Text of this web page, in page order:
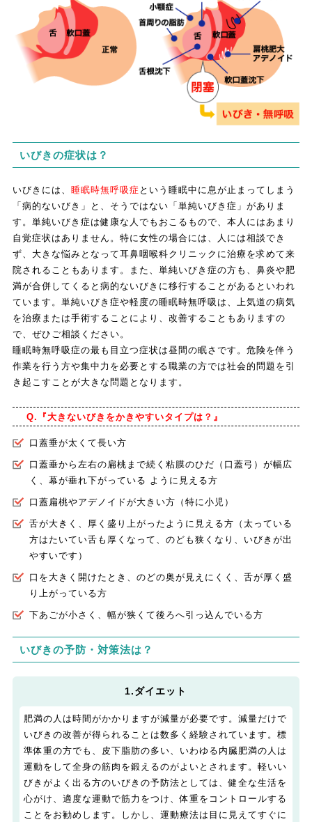
いびきの症状は？
いびきには、 睡眠時無呼吸症 という睡眠中に息が止まってしまう
「病的ないびき」と、そうではない「単純いびき症」がありま
す。単純いびき症は健康な人でもおこるもので、本人にはあまり
自覚症状はありません。特に女性の場合には、人には相談でき
ず、大きな悩みとなって耳鼻咽喉科クリニックに治療を求めて来
院されることもあります。また、単純いびき症の方も、鼻炎や肥
満が合併してくると病的ないびきに移行することがあるといわれ
ています。単純いびき症や軽度の睡眠時無呼吸は、上気道の病気
を治療または手術することにより、改善することもありますの
で、ぜひご相談ください。
睡眠時無呼吸症の最も目立つ症状は昼間の眠さです。危険を伴う
作業を行う方や集中力を必要とする職業の方では社会的問題を引
き起こすことが大きな問題となります。
Q.『大きないびきをかきやすいタイプは？』
口蓋垂が太くて長い方
口蓋垂から左右の扁桃まで続く粘膜のひだ（口蓋弓）が幅広
く、幕が垂れ下がっている ように見える方
口蓋扁桃やアデノイドが大きい方（特に小児）
舌が大きく、厚く盛り上がったように見える方（太っている
方はたいてい舌も厚くなって、のども狭くなり、いびきが出
やすいです）
口を大きく開けたとき、のどの奥が見えにくく、舌が厚く盛
り上がっている方
下あごが小さく、幅が狭くて後ろへ引っ込んでいる方
いびきの予防・対策法は？
1.ダイエット
肥満の人は時間がかかりますが減量が必要です。減量だけで
いびきの改善が得られることは数多く経験されています。標
準体重の方でも、皮下脂肪の多い、いわゆる内臓肥満の人は
運動をして全身の筋肉を鍛えるのがよいとされます。軽いい
びきがよく出る方のいびきの予防法としては、健全な生活を
心がけ、適度な運動で筋力をつけ、体重をコントロールする
ことをお勧めします。しかし、運動療法は目に見えてすぐに